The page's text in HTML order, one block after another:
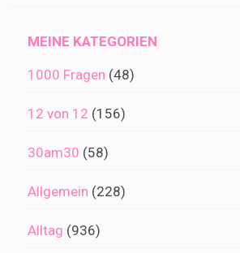
MEINE KATEGORIEN
1000 Fragen (48)
12 von 12 (156)
30am30 (58)
Allgemein (228)
Alltag (936)